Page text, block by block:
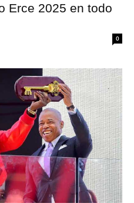
Erce 2025 en todo
0